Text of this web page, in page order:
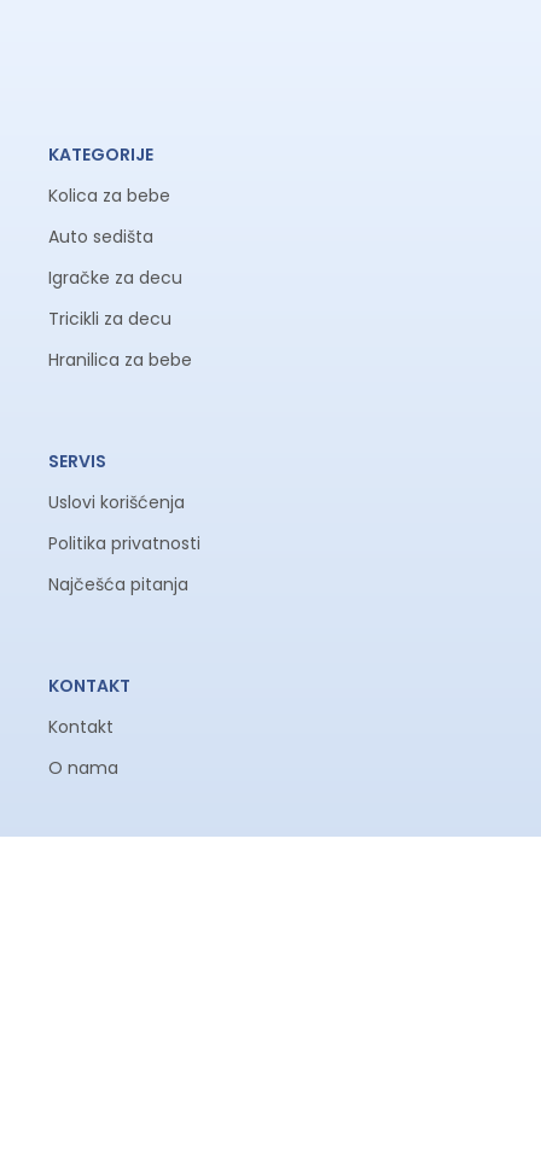
KATEGORIJE
Kolica za bebe
Auto sedišta
Igračke za decu
Tricikli za decu
Hranilica za bebe
SERVIS
Uslovi korišćenja
Politika privatnosti
Najčešća pitanja
KONTAKT
Kontakt
O nama